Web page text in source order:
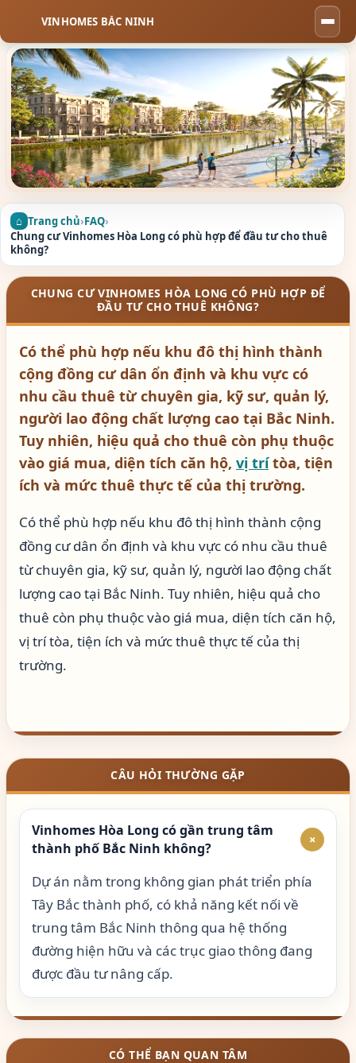
VINHOMES BẮC NINH
Trang chủ›FAQ›
Chung cư Vinhomes Hòa Long có phù hợp để đầu tư cho thuê
không?
CHUNG CƯ VINHOMES HÒA LONG CÓ PHÙ HỢP ĐỂ
ĐẦU TƯ CHO THUÊ KHÔNG?
Có thể phù hợp nếu khu đô thị hình thành
cộng đồng cư dân ổn định và khu vực có
nhu cầu thuê từ chuyên gia, kỹ sư, quản lý,
người lao động chất lượng cao tại Bắc Ninh.
Tuy nhiên, hiệu quả cho thuê còn phụ thuộc
vào giá mua, diện tích căn hộ, vị trítòa, tiện
ích và mức thuê thực tế của thị trường.
Có thể phù hợp nếu khu đô thị hình thành cộng
đồng cư dân ổn định và khu vực có nhu cầu thuê
từ chuyên gia, kỹ sư, quản lý, người lao động chất
lượng cao tại Bắc Ninh. Tuy nhiên, hiệu quả cho
thuê còn phụ thuộc vào giá mua, diện tích căn hộ,
vị trí tòa, tiện ích và mức thuê thực tế của thị
trường.
CÂU HỎI THƯỜNG GẶP
Vinhomes Hòa Long có gần trung tâm
thành phố Bắc Ninh không?
+
Dự án nằm trong không gian phát triển phía
Tây Bắc thành phố, có khả năng kết nối về
trung tâm Bắc Ninh thông qua hệ thống
đường hiện hữu và các trục giao thông đang
được đầu tư nâng cấp.
CÓ THỂ BẠN QUAN TÂM